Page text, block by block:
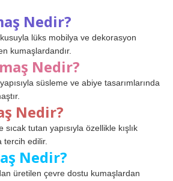
Nedir?
lüks mobilya ve dekorasyon
kumaşlardandır.
Nedir?
süsleme ve abiye tasarımlarında
Nedir?
tutan yapısıyla özellikle kışlık
tercih edilir.
Nedir?
üretilen çevre dostu kumaşlardan